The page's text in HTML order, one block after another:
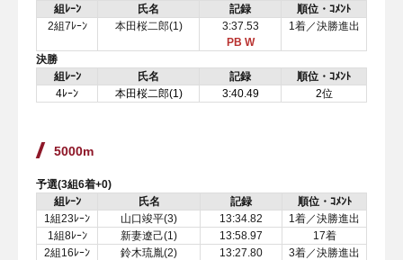
組ﾚｰﾝ
氏名 記録
順位・ｺﾒﾝﾄ
2組7ﾚｰﾝ
本田桜二郎(1)
3:37.53
PB W
1着／決勝進出
決勝
組ﾚｰﾝ
氏名 記録
順位・ｺﾒﾝﾄ
4ﾚｰﾝ
本田桜二郎(1) 3:40.49 2位
5000m
予選(3組6着+0)
組ﾚｰﾝ
氏名 記録
順位・ｺﾒﾝﾄ
1組23ﾚｰﾝ
山口竣平(3) 13:34.82
1着／決勝進出
1組8ﾚｰﾝ
新妻遼己(1) 13:58.97
17着
2組16ﾚｰﾝ
鈴木琉胤(2) 13:27.80
3着／決勝進出